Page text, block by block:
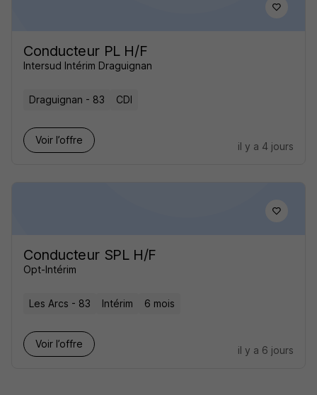
Conducteur PL H/F
Intersud Intérim Draguignan
Draguignan - 83 CDI
Voir l’offre
il y a 4 jours
Conducteur SPL H/F
Opt-Intérim
Les Arcs - 83 Intérim 6 mois
Voir l’offre
il y a 6 jours